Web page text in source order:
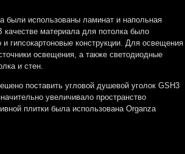
были использованы ламинат и напольная
качестве материала для потолка было
гипсокартоновые конструкции. Для освещения
освещения, а также светодиодные
и стен.
поставить угловой душевой уголок GSH3
увеличивало пространство
плитки была использована Organza